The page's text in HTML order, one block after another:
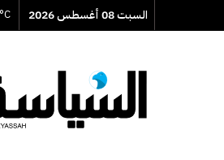
السبت 08 أغسطس 2026